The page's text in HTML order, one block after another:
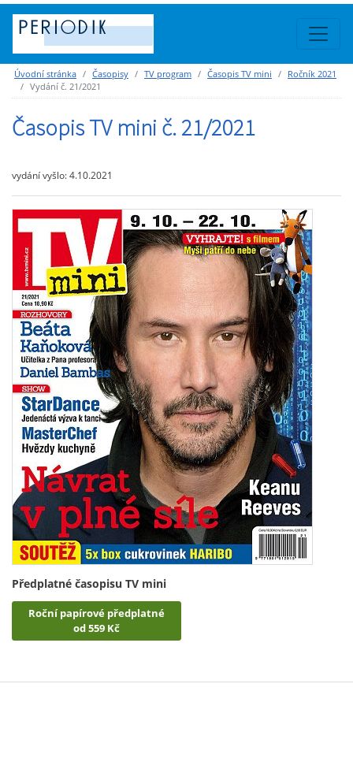
Úvodní stránka Časopisy TV program Časopis TV mini
Ročník 2021
Vydání č. 21/2021
Časopis TV mini č. 21/2021
vydání vyšlo: 4.10.2021
Předplatné časopisu TV mini
Roční papírové předplatné
od 559 Kč